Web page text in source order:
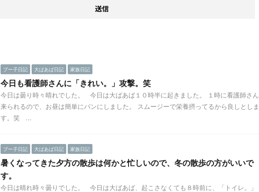
プー子日記 大ばあば日記 家族日記
今日も看護師さんに「きれい。」攻撃。笑
今日は曇り時々晴れでした。 今日は大ばあば１０時半に起きました。 １時に看護師さん
来られるので、お昼は簡単にパンにしました。 スムージーで栄養摂ってるから良しとしま
す。笑 ...
プー子日記 大ばあば日記 家族日記
暑くなってきた夕方の散歩は何かと忙しいので、冬の散歩の方がいいで
す。
今日は晴れ時々曇りでした。 今日は大ばあば、起こさなくても８時前に、「トイレ。」